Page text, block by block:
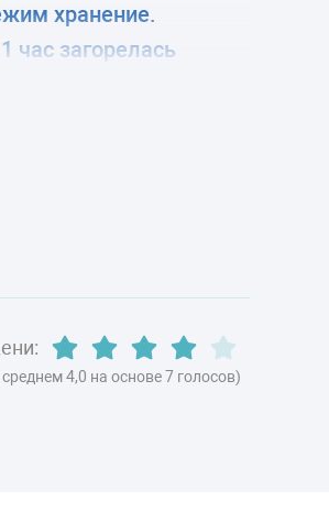
хранение.
час загорелась
стала работать
среднем 4,0 на основе 7 голосов)